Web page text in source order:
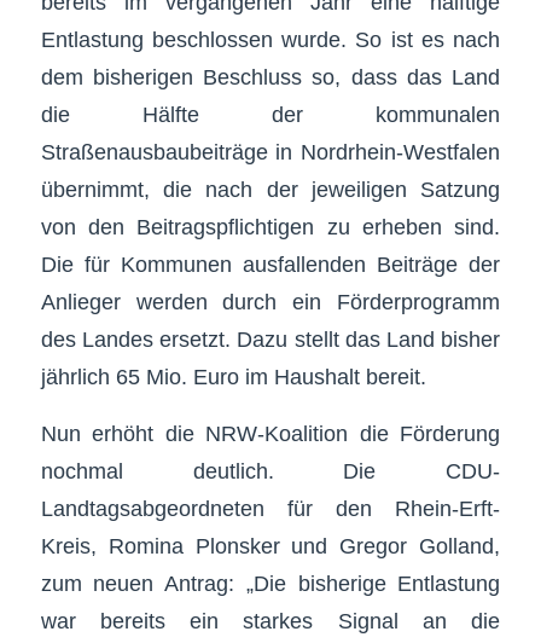
Entlastung beschlossen wurde. So ist es nach
dem bisherigen Beschluss so, dass das Land
die Hälfte der kommunalen
Straßenausbaubeiträge in Nordrhein-Westfalen
übernimmt, die nach der jeweiligen Satzung
von den Beitragspflichtigen zu erheben sind.
Die für Kommunen ausfallenden Beiträge der
Anlieger werden durch ein Förderprogramm
des Landes ersetzt. Dazu stellt das Land bisher
jährlich 65 Mio. Euro im Haushalt bereit.
Nun erhöht die NRW-Koalition die Förderung
nochmal deutlich. Die CDU-
Landtagsabgeordneten für den Rhein-Erft-
Kreis, Romina Plonsker und Gregor Golland,
zum neuen Antrag: „Die bisherige Entlastung
war bereits ein starkes Signal an die